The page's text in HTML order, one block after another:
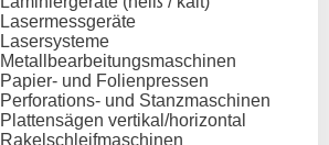
Lasermessgeräte
Lasersysteme
Metallbearbeitungsmaschinen
Papier- und Folienpressen
Perforations- und Stanzmaschinen
Plattensägen vertikal/horizontal
Rakelschleifmaschinen